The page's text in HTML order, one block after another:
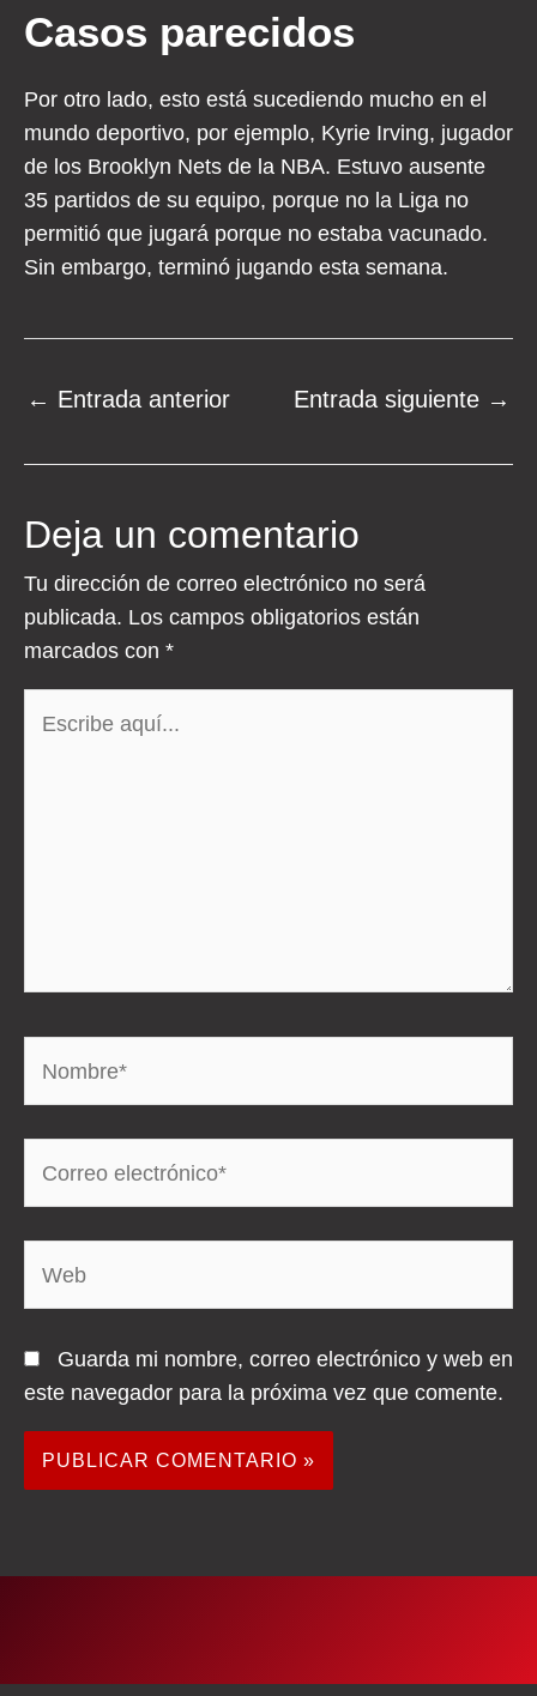
Casos parecidos
Por otro lado, esto está sucediendo mucho en el
mundo deportivo, por ejemplo, Kyrie Irving, jugador
de los Brooklyn Nets de la NBA. Estuvo ausente
35 partidos de su equipo, porque no la Liga no
permitió que jugará porque no estaba vacunado.
Sin embargo, terminó jugando esta semana.
Navegación
← Entrada anterior Entrada siguiente →
Deja un comentario
Tu dirección de correo electrónico no será
publicada. Los campos obligatorios están
marcados con *
aquí...
electrónico*
Guarda mi nombre, correo electrónico y web en
este navegador para la próxima vez que comente.